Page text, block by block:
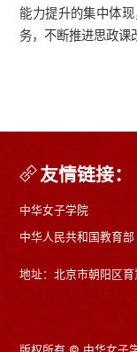
能力提升的集中体
务，不断推进思政课
友情链接：
中华女子学院
中华人民共和国教育部
地址：北京市朝阳区育